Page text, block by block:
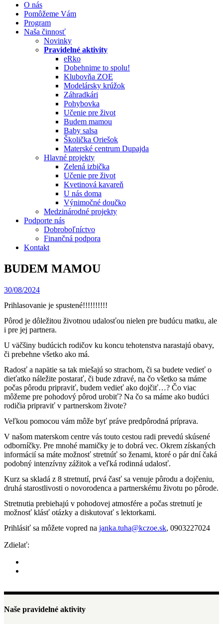
O nás
Pomôžeme Vám
Program
Naša činnosť
Novinky
Pravidelné aktivity
eRko
Dobehnime to spolu!
Klubovňa ZOE
Modelársky krúžok
Záhradkári
Pohybovka
Učenie pre život
Budem mamou
Baby salsa
Školička Oriešok
Materské centrum Dupajda
Hlavné projekty
Zelená izbička
Učenie pre život
Kvetinová kavareň
U nás doma
Výnimočné doučko
Medzinárodné projekty
Podporte nás
Dobroboľníctvo
Finančná podpora
Kontakt
BUDEM MAMOU
30/08/2024
Prihlasovanie je spustené!!!!!!!!!!
Pôrod je dôležitou životnou udalosťou nielen pre budúcu matku, ale
i pre jej partnera.
U väčšiny budúcich rodičov ku koncu tehotenstva narastajú obavy,
či prebehne všetko ako má.
Radosť a napätie sa tak miešajú so strachom, či sa budete vedieť o
dieťatko náležite postarať, či bude zdravé, na čo všetko sa máme
počas pôrodu pripraviť, budem vedieť ako dojčiť…? Čo viac
môžeme pre pohodový pôrod urobiť? Na čo sa máme ako budúci
rodičia pripraviť v partnerskom živote?
Veľkou pomocou vám môže byť práve predpôrodná príprava.
V našom materskom centre vás touto cestou radi prevedú skúsené
odborníčky. Pre mnohé mamičky je to dobrá vec. Okrem získaných
informácií sa máte možnosť stretnúť so ženami, ktoré o pár dní čaká
podobný intenzívny zážitok a veľká rodinná udalosť.
Kurz sa skladá z 8 stretnutí, prvá časť sa venuje pôrodu a dojčeniu,
druhá starostlivosti o novorodenca a partnerskému životu po pôrode.
Stretnutia prebiehajú v pohodovej atmosfére a počas stretnutí je
možnosť klásť otázky a diskutovať s lektorkami.
Prihlásiť sa môžete vopred na janka.tuha@kczoe.sk, 0903227024
Zdielať:
Naše pravidelné aktivity